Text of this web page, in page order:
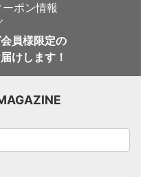
ポン情報
員様限定の
けします！